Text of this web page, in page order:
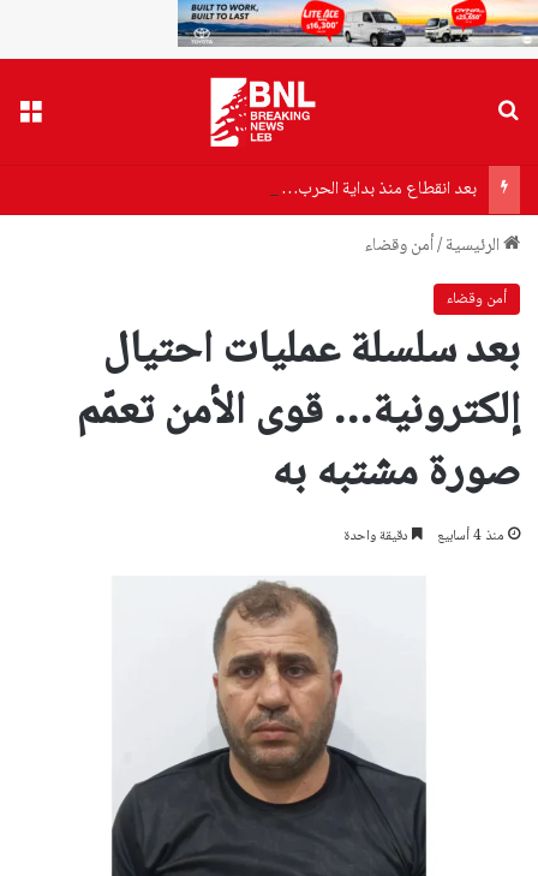
بعد انقطاع منذ بداية الحرب… عودة الكهرباء إلى دير ميماس
الرئيسية/أمن وقضاء
أمن وقضاء
بعد سلسلة عمليات احتيال
إلكترونية… قوى الأمن تعمّم
صورة مشتبه به
منذ 4 أسابيع دقيقة واحدة